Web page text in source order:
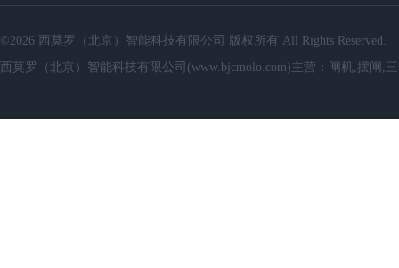
©2026 西莫罗（北京）智能科技有限公司 版权所有 All Rights Reserved.
西莫罗（北京）智能科技有限公司(www.bjcmolo.com)主营：闸机,摆闸,